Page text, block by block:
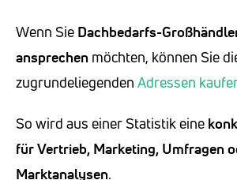
Wenn Sie Dachbedarfs-
ansprechen möchten, können Sie
zugrundeliegenden Adressen
So wird aus einer Statistik eine
für Vertrieb, Marketing, Umfragen
Marktanalysen.